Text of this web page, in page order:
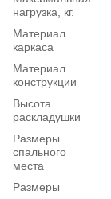
нагрузка, кг.
Материал
каркаса
Материал
конструкции
Высота
раскладушки
Размеры
спального
места
Размеры